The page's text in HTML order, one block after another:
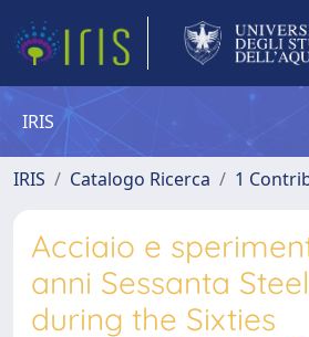
IRIS
IRIS Catalogo Ricerca 1
Acciaio e
anni Sessanta
during the Sixties